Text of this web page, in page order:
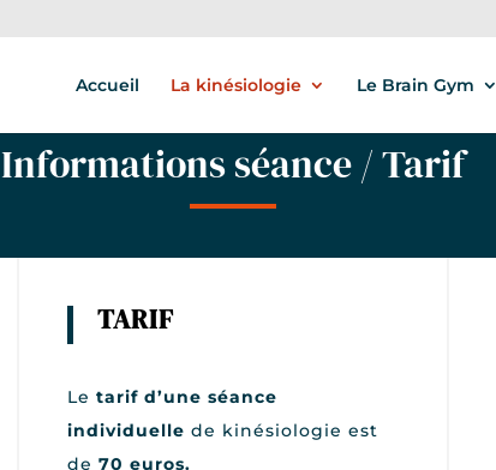
Accueil La kinésiologie Le Brain Gym
Informations séance / Tarif
TARIF
Le tarif d’une séance
individuelle de kinésiologie est
de 70 euros.